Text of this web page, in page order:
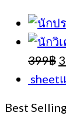
399฿
sheet
Best Selling